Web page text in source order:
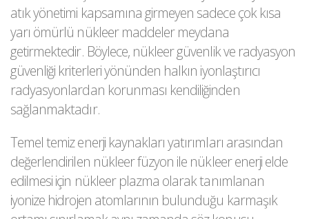
atık yönetimi kapsamına girmeyen sadece çok kısa
yarı ömürlü nükleer maddeler meydana
getirmektedir. Böylece, nükleer güvenlik ve radyasyon
güvenliği kriterleri yönünden halkın iyonlaştırıcı
radyasyonlardan korunması kendiliğinden
sağlanmaktadır.
Temel temiz enerji kaynakları yatırımları arasından
değerlendirilen nükleer füzyon ile nükleer enerji elde
edilmesi için nükleer plazma olarak tanımlanan
iyonize hidrojen atomlarının bulunduğu karmaşık